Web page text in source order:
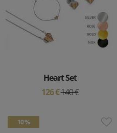
Heart Set
126 €140 €
10 %